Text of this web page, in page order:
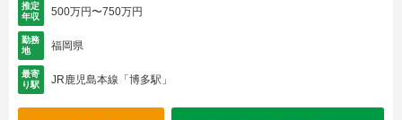
推定
年収
500万円〜750万円
勤務
地
福岡県
最寄
り駅
JR鹿児島本線「博多駅」